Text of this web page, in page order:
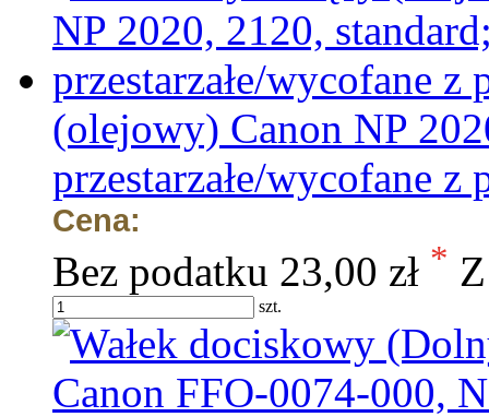
(olejowy) Canon NP
przestarzałe/wycofane z
Cena:
Bez podatku 23,00 zł *
szt.